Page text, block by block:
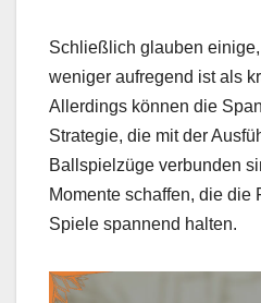
Schließlich glauben einige,
weniger aufregend ist als
Allerdings können die
Strategie, die mit der
Ballspielzüge verbunden
Momente schaffen, die die
Spiele spannend halten.